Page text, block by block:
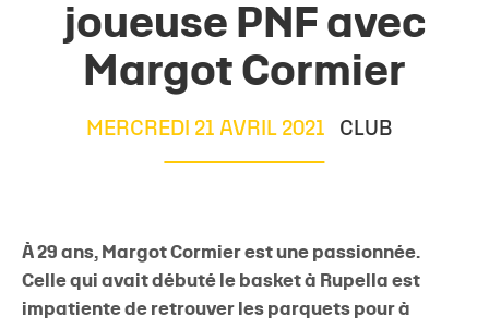
joueuse PNF avec
Margot Cormier
MERCREDI 21 AVRIL 2021 CLUB
À 29 ans, Margot Cormier est une passionnée.
Celle qui avait débuté le basket à Rupella est
impatiente de retrouver les parquets pour à